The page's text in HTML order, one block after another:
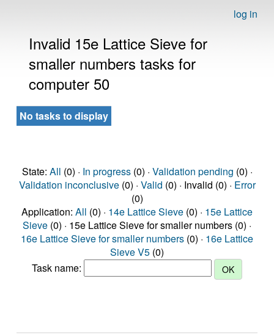
log in
Invalid 15e Lattice Sieve for
smaller numbers tasks for
computer 50
No tasks to display
State: All (0) · In progress(0) · Validation pending (0) ·
Validation inconclusive(0) · Valid (0) · Invalid (0) · Error
(0)
Application: All (0) · 14e Lattice Sieve (0) · 15e Lattice
Sieve (0) · 15e Lattice Sieve for smaller numbers (0) ·
16e Lattice Sieve for smaller numbers (0) · 16e Lattice
Sieve V5 (0)
Task name: